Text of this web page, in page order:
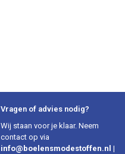
Vragen of advies nodig?
Wij staan voor je klaar. Neem
contact op via
info@boelensmodestoffen.nl |